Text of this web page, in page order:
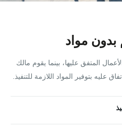
مواد
المتفق عليها، بينما يقوم مالك
بتوفير المواد اللازمة للتنفيذ.